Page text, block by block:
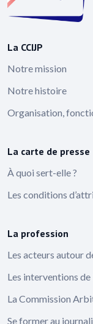
La CCIJP
Notre mission
Notre histoire
Organisation,
La carte de presse
À quoi sert-elle ?
Les conditions
La profession
Les acteurs autour
Les interventions de
La Commission
Se former au